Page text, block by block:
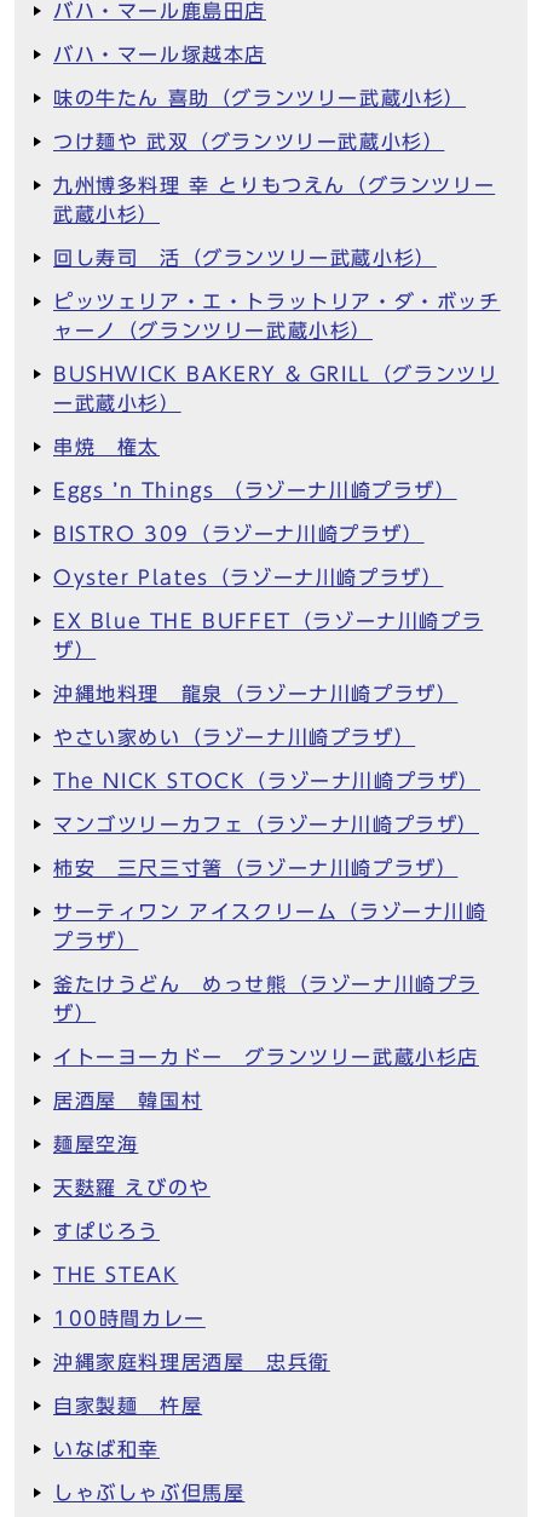
バハ・マール鹿島田店
バハ・マール塚越本店
味の牛たん 喜助（グランツリー武蔵小杉）
つけ麺や 武双（グランツリー武蔵小杉）
九州博多料理 幸 とりもつえん（グランツリー
武蔵小杉）
回し寿司 活（グランツリー武蔵小杉）
ピッツェリア・エ・トラットリア・ダ・ボッチ
ャーノ（グランツリー武蔵小杉）
BUSHWICK BAKERY & GRILL（グランツリ
ー武蔵小杉）
串焼 権太
Eggs ’n Things （ラゾーナ川崎プラザ）
BISTRO 309（ラゾーナ川崎プラザ）
Oyster Plates（ラゾーナ川崎プラザ）
EX Blue THE BUFFET（ラゾーナ川崎プラ
ザ）
沖縄地料理 龍泉（ラゾーナ川崎プラザ）
やさい家めい（ラゾーナ川崎プラザ）
The NICK STOCK（ラゾーナ川崎プラザ）
マンゴツリーカフェ（ラゾーナ川崎プラザ）
柿安 三尺三寸箸（ラゾーナ川崎プラザ）
サーティワン アイスクリーム（ラゾーナ川崎
プラザ）
釜たけうどん めっせ熊（ラゾーナ川崎プラ
ザ）
イトーヨーカドー グランツリー武蔵小杉店
居酒屋 韓国村
麺屋空海
天麩羅 えびのや
すぱじろう
THE STEAK
100時間カレー
沖縄家庭料理居酒屋 忠兵衛
自家製麺 杵屋
いなば和幸
しゃぶしゃぶ但馬屋